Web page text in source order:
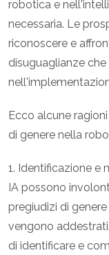
robotica e
necessaria. Le
riconoscere e
disuguaglianze
Ecco alcune
di genere nella
1. Identificazione e
IA possono
pregiudizi di
vengono
di identificare e